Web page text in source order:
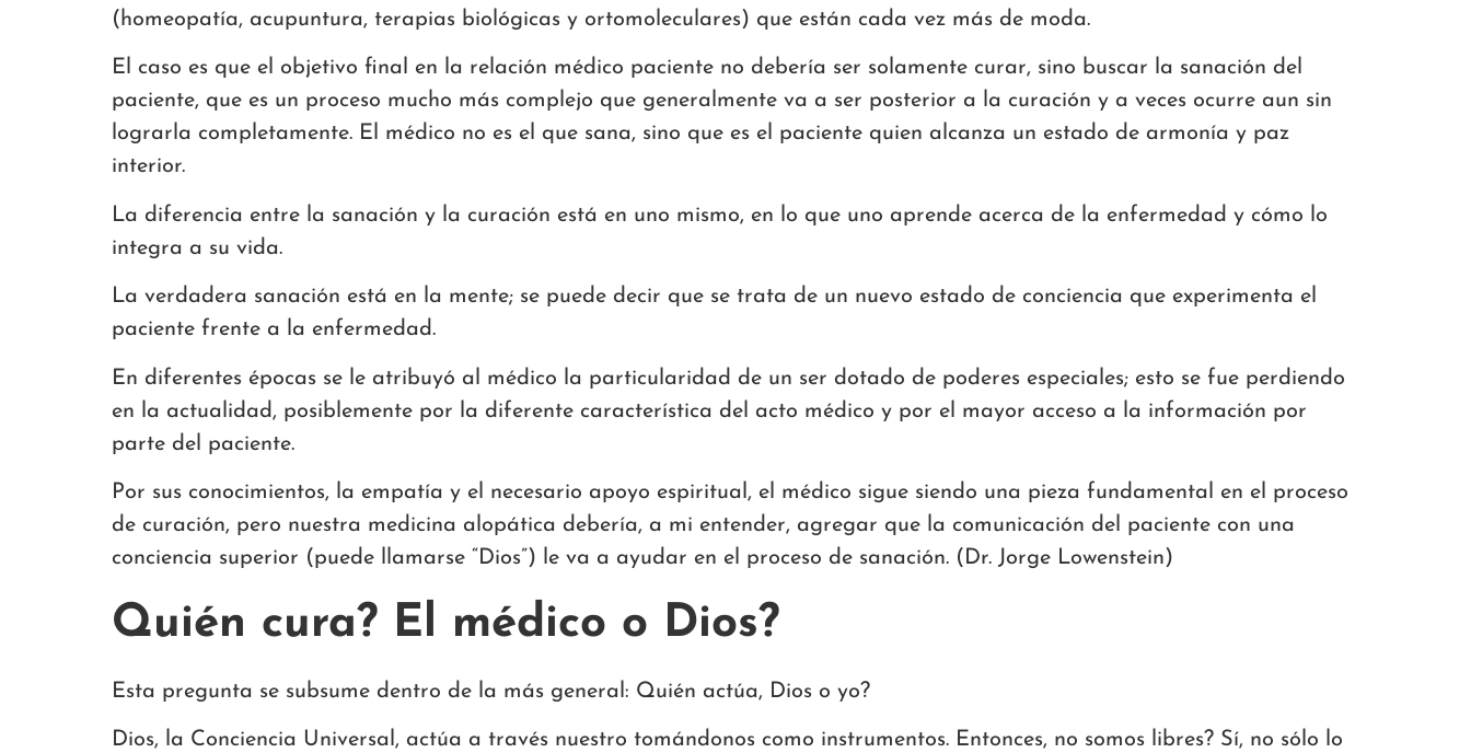
(homeopatía, acupuntura, terapias biológicas y ortomoleculares) que están cada vez más de moda.
El caso es que el objetivo final en la relación médico paciente no debería ser solamente curar, sino buscar la sanación del
paciente, que es un proceso mucho más complejo que generalmente va a ser posterior a la curación y a veces ocurre aun sin
lograrla completamente. El médico no es el que sana, sino que es el paciente quien alcanza un estado de armonía y paz
interior.
La diferencia entre la sanación y la curación está en uno mismo, en lo que uno aprende acerca de la enfermedad y cómo lo
integra a su vida.
La verdadera sanación está en la mente; se puede decir que se trata de un nuevo estado de conciencia que experimenta el
paciente frente a la enfermedad.
En diferentes épocas se le atribuyó al médico la particularidad de un ser dotado de poderes especiales; esto se fue perdiendo
en la actualidad, posiblemente por la diferente característica del acto médico y por el mayor acceso a la información por
parte del paciente.
Por sus conocimientos, la empatía y el necesario apoyo espiritual, el médico sigue siendo una pieza fundamental en el proceso
de curación, pero nuestra medicina alopática debería, a mi entender, agregar que la comunicación del paciente con una
conciencia superior (puede llamarse “Dios”) le va a ayudar en el proceso de sanación. (Dr. Jorge Lowenstein)
Quién cura? El médico o Dios?
Esta pregunta se subsume dentro de la más general: Quién actúa, Dios o yo?
Dios, la Conciencia Universal, actúa a través nuestro tomándonos como instrumentos. Entonces, no somos libres? Sí, no sólo lo